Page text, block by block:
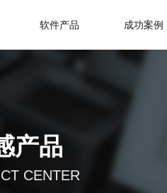
软件产品 成功案例
产品
CENTER